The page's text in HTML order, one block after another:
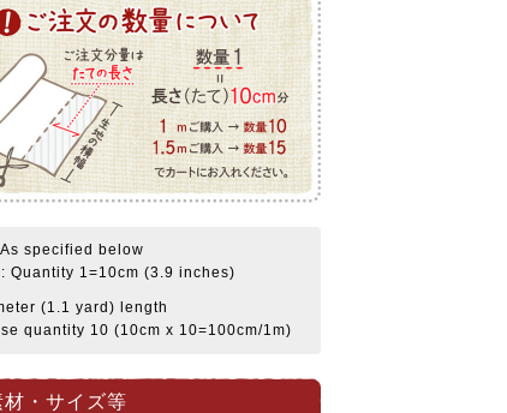
specified below
Quantity 1=10cm (3.9 inches)
(1.1 yard) length
quantity 10 (10cm x 10=100cm/1m)
材・サイズ等